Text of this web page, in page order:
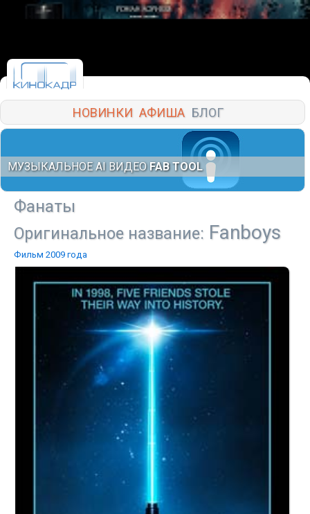
НОВИНКИ АФИША БЛОГ
МУЗЫКАЛЬНОЕ AI ВИДЕО FAB TOOL
Фанаты
Оригинальное название: Fanboys
Фильм 2009 года